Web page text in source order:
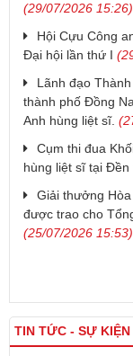
(29/07/2026 15:26)
Hội Cựu Công
Đại hội lần thứ I
Lãnh đạo
thành phố Đồng
Anh hùng liệt sĩ.
Cụm thi đua
hùng liệt sĩ tại
Giải thưởng
được trao cho
(25/07/2026 15:53)
TIN TỨC - SỰ KIỆN